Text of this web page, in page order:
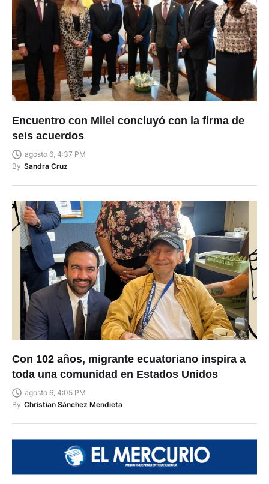
Encuentro con Milei concluyó con la firma de
seis acuerdos
agosto 6, 4:37 PM
By Sandra Cruz
Con 102 años, migrante ecuatoriano inspira a
toda una comunidad en Estados Unidos
agosto 6, 4:05 PM
By Christian Sánchez Mendieta